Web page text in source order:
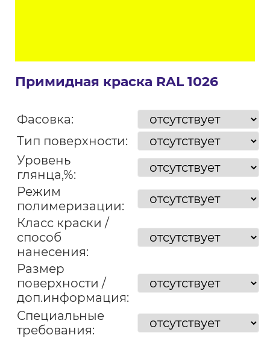
Примидная краска RAL 1026
Фасовка:
Тип поверхности:
Уровень
глянца,%:
Режим
полимеризации:
Класс краски /
способ
нанесения:
Размер
поверхности /
доп.информация:
Специальные
требования: